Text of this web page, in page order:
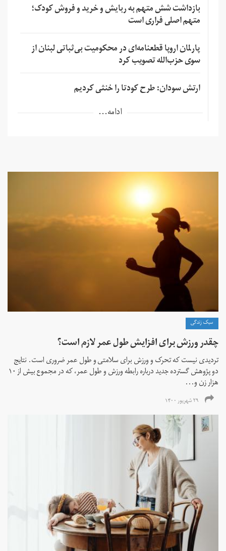
بازداشت شش متهم به ربایش و خرید و فروش کودک؛
متهم اصلی فراری است
پارلمان اروپا قطعنامه‌ای در محکومیت بی‌ثباتی لبنان از
سوی حزب‌الله تصویب کرد
ارتش سودان: طرح کودتا را خنثی کردیم
ادامه...
سبک زندگی
چقدر ورزش برای افزایش طول عمر لازم است؟
تردیدی نیست که تحرک و ورزش برای سلامتی و طول عمر ضروری است. نتایج
دو پژوهش گسترده جدید درباره رابطه ورزش و طول عمر، که در مجموع بیش از ۱۰
هزار زن و...
۲۹ شهریور ۱۴۰۰